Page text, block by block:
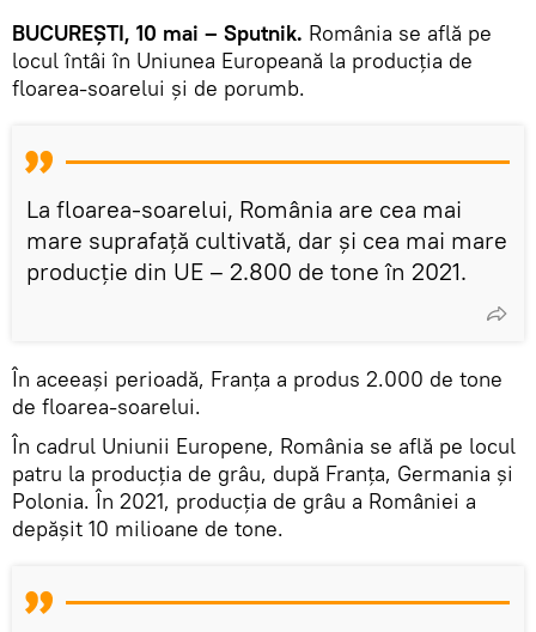
BUCUREȘTI, 10 mai – Sputnik. România se află pe
locul întâi în Uniunea Europeană la producția de
floarea-soarelui și de porumb.
La floarea-soarelui, România are cea mai
mare suprafaţă cultivată, dar şi cea mai mare
producţie din UE – 2.800 de tone în 2021.
În aceeași perioadă, Franţa a produs 2.000 de tone
de floarea-soarelui.
În cadrul Uniunii Europene, România se află pe locul
patru la producția de grâu, după Franța, Germania și
Polonia. În 2021, producția de grâu a României a
depășit 10 milioane de tone.